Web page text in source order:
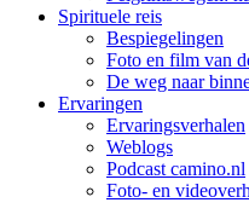
Spirituele reis
Bespiegelingen
Foto en film van
De weg naar
Ervaringen
Ervaringsverhalen
Weblogs
Podcast camino.nl
Foto- en